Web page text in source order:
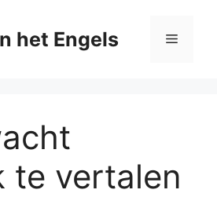
het Engels Menu
te vertalen